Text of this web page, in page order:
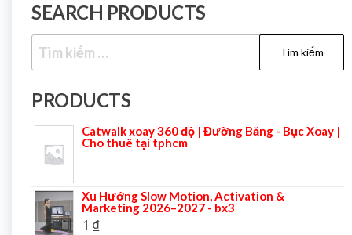
SEARCH PRODUCTS
PRODUCTS
Catwalk xoay 360 độ | Đường Băng - Bục Xoay |
Cho thuê tại tphcm
Xu Hướng Slow Motion, Activation &
Marketing 2026–2027 - bx3
1 ₫